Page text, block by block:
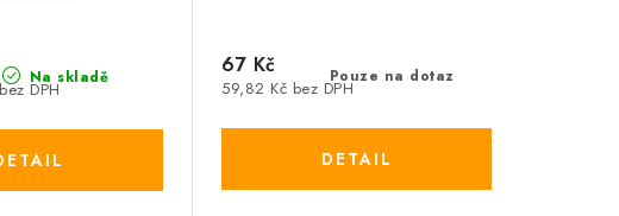
Na skladě
DPH
Pouze na dotaz
59,82 Kč bez DPH
67 Kč